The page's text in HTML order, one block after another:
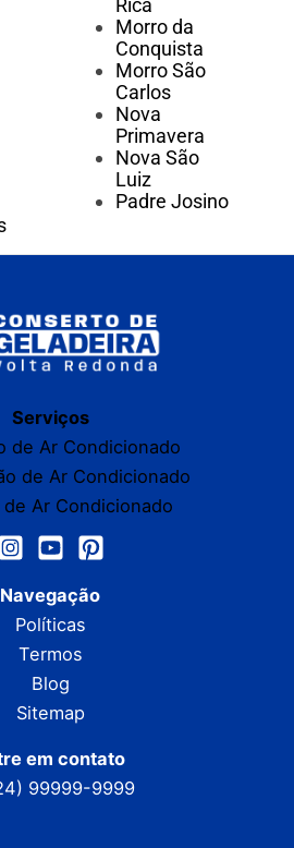
Rica
Morro da
Conquista
Morro São
Carlos
Nova
Primavera
Nova São
Luiz
Padre Josino
Serviços
de Ar Condicionado
de Ar Condicionado
de Ar Condicionado
Navegação
Políticas
Termos
Blog
Sitemap
em contato
99999-9999